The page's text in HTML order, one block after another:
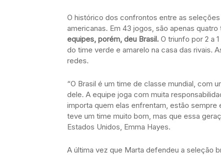
O histórico dos confrontos entre as
americanas. Em 43 jogos, são apenas
equipes, porém, deu Brasil. O triunfo por 2 a
do time verde e amarelo na casa das rivais.
redes.
“O Brasil é um time de classe mundial, com
dele. A equipe joga com muita
importa quem elas enfrentam, estão sempre
teve um time muito bom, mas que essa
Estados Unidos, Emma Hayes.
A última vez que Marta defendeu a seleção